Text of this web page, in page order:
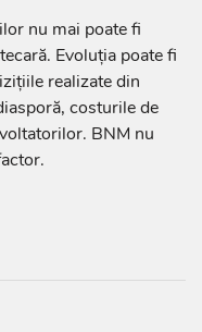
nu mai poate fi
Evoluția poate fi
realizate din
costurile de
BNM nu